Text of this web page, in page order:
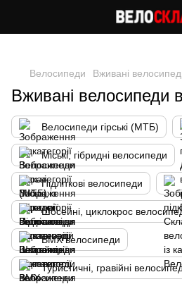
Велосипеди Вживані
Вживані велосипеди
Велосипеди гірські (МТБ)
Міські, гібридні велосипеди
Підліткові велосипеди
Шосейні, циклокрос
BMX велосипеди
Туристичні, гравійні